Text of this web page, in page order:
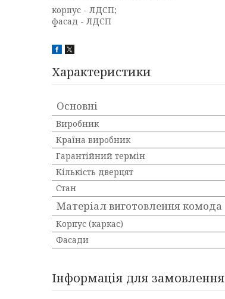
корпус - ЛДСП;
фасад - ЛДСП
Характеристики
Основні
Виробник
Країна виробник
Гарантійний термін
Кількість дверцят
Стан
Матеріал виготовлення комода
Корпус (каркас)
Фасади
Інформація для замовлення